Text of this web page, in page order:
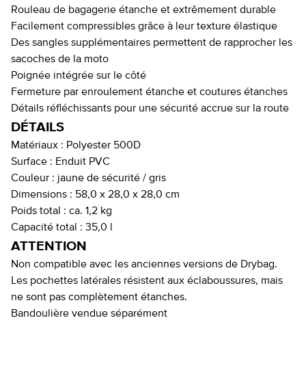
Rouleau de bagagerie étanche et extrêmement durable
Facilement compressibles grâce à leur texture élastique
Des sangles supplémentaires permettent de rapprocher les
sacoches de la moto
Poignée intégrée sur le côté
Fermeture par enroulement étanche et coutures étanches
Détails réfléchissants pour une sécurité accrue sur la route
DÉTAILS
Matériaux : Polyester 500D
Surface : Enduit PVC
Couleur : jaune de sécurité / gris
Dimensions : 58,0 x 28,0 x 28,0 cm
Poids total : ca. 1,2 kg
Capacité total : 35,0 l
ATTENTION
Non compatible avec les anciennes versions de Drybag.
Les pochettes latérales résistent aux éclaboussures, mais
ne sont pas complètement étanches.
Bandoulière vendue séparément